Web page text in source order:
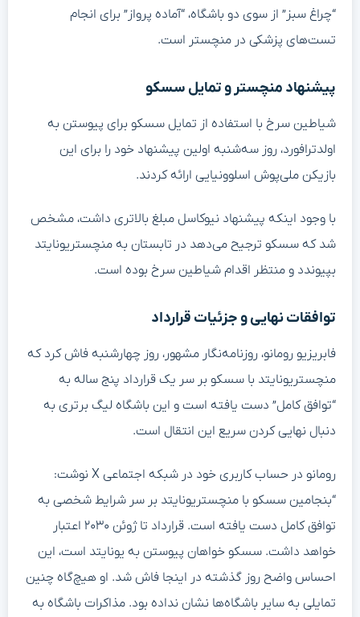
“چراغ سبز” از سوی دو باشگاه، “آماده پرواز” برای انجام
تست‌های پزشکی در منچستر است.
پیشنهاد منچستر و تمایل سسکو
شیاطین سرخ با استفاده از تمایل سسکو برای پیوستن به
اولدترافورد، روز سه‌شنبه اولین پیشنهاد خود را برای این
بازیکن ملی‌پوش اسلوونیایی ارائه کردند.
با وجود اینکه پیشنهاد نیوکاسل مبلغ بالاتری داشت، مشخص
شد که سسکو ترجیح می‌دهد در تابستان به منچستریونایتد
بپیوندد و منتظر اقدام شیاطین سرخ بوده است.
توافقات نهایی و جزئیات قرارداد
فابریزیو رومانو، روزنامه‌نگار مشهور، روز چهارشنبه فاش کرد که
منچستریونایتد با سسکو بر سر یک قرارداد پنج ساله به
“توافق کامل” دست یافته است و این باشگاه لیگ برتری به
دنبال نهایی کردن سریع این انتقال است.
رومانو در حساب کاربری خود در شبکه اجتماعی X نوشت:
“بنجامین سسکو با منچستریونایتد بر سر شرایط شخصی به
توافق کامل دست یافته است. قرارداد تا ژوئن ۲۰۳۰ اعتبار
خواهد داشت. سسکو خواهان پیوستن به یونایتد است، این
احساس واضح روز گذشته در اینجا فاش شد. او هیچ‌گاه چنین
تمایلی به سایر باشگاه‌ها نشان نداده بود. مذاکرات باشگاه به